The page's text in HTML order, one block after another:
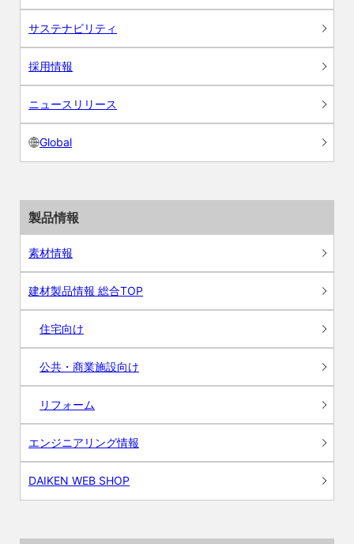
サステナビリティ
採用情報
ニュースリリース
Global
製品情報
素材情報
建材製品情報 総合TOP
住宅向け
公共・商業施設向け
リフォーム
エンジニアリング情報
DAIKEN WEB SHOP